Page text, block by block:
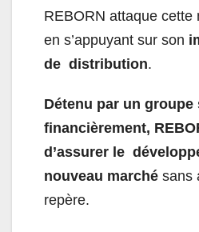
REBORN attaque cette
en s’appuyant sur son
de distribution.
Détenu par un groupe
financièrement,
d’assurer le
nouveau marché sans
repère.